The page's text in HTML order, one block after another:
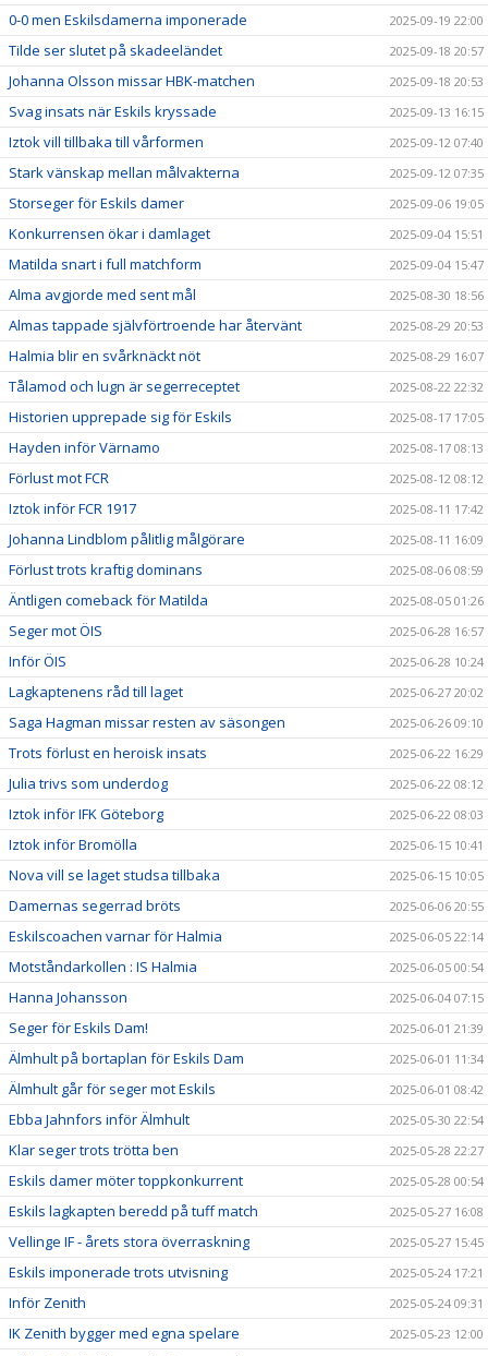
0-0 men Eskilsdamerna imponerade 2025-09-19 22:00
Tilde ser slutet på skadeeländet 2025-09-18 20:57
Johanna Olsson missar HBK-matchen 2025-09-18 20:53
Svag insats när Eskils kryssade 2025-09-13 16:15
Iztok vill tillbaka till vårformen 2025-09-12 07:40
Stark vänskap mellan målvakterna 2025-09-12 07:35
Storseger för Eskils damer 2025-09-06 19:05
Konkurrensen ökar i damlaget 2025-09-04 15:51
Matilda snart i full matchform 2025-09-04 15:47
Alma avgjorde med sent mål 2025-08-30 18:56
Almas tappade självförtroende har återvänt 2025-08-29 20:53
Halmia blir en svårknäckt nöt 2025-08-29 16:07
Tålamod och lugn är segerreceptet 2025-08-22 22:32
Historien upprepade sig för Eskils 2025-08-17 17:05
Hayden inför Värnamo 2025-08-17 08:13
Förlust mot FCR 2025-08-12 08:12
Iztok inför FCR 1917 2025-08-11 17:42
Johanna Lindblom pålitlig målgörare 2025-08-11 16:09
Förlust trots kraftig dominans 2025-08-06 08:59
Äntligen comeback för Matilda 2025-08-05 01:26
Seger mot ÖIS 2025-06-28 16:57
Inför ÖIS 2025-06-28 10:24
Lagkaptenens råd till laget 2025-06-27 20:02
Saga Hagman missar resten av säsongen 2025-06-26 09:10
Trots förlust en heroisk insats 2025-06-22 16:29
Julia trivs som underdog 2025-06-22 08:12
Iztok inför IFK Göteborg 2025-06-22 08:03
Iztok inför Bromölla 2025-06-15 10:41
Nova vill se laget studsa tillbaka 2025-06-15 10:05
Damernas segerrad bröts 2025-06-06 20:55
Eskilscoachen varnar för Halmia 2025-06-05 22:14
Motståndarkollen : IS Halmia 2025-06-05 00:54
Hanna Johansson 2025-06-04 07:15
Seger för Eskils Dam! 2025-06-01 21:39
Älmhult på bortaplan för Eskils Dam 2025-06-01 11:34
Älmhult går för seger mot Eskils 2025-06-01 08:42
Ebba Jahnfors inför Älmhult 2025-05-30 22:54
Klar seger trots trötta ben 2025-05-28 22:27
Eskils damer möter toppkonkurrent 2025-05-28 00:54
Eskils lagkapten beredd på tuff match 2025-05-27 16:08
Vellinge IF - årets stora överraskning 2025-05-27 15:45
Eskils imponerade trots utvisning 2025-05-24 17:21
Inför Zenith 2025-05-24 09:31
IK Zenith bygger med egna spelare 2025-05-23 12:00